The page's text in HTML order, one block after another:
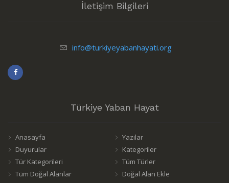
İletişim Bilgileri
info@turkiyeyabanhayati.org
Türkiye Yaban Hayat
Anasayfa
Yazılar
Duyurular
Kategoriler
Tür Kategorileri
Tüm Türler
Tüm Doğal Alanlar
Doğal Alan Ekle